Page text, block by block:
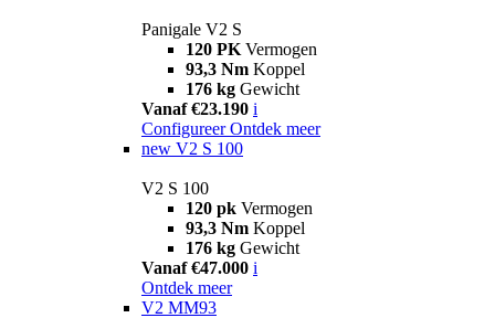
Panigale V2 S
120 PK Vermogen
93,3 Nm Koppel
176 kg Gewicht
Vanaf €23.190 i
Configureer Ontdek meer
new V2 S 100
V2 S 100
120 pk Vermogen
93,3 Nm Koppel
176 kg Gewicht
Vanaf €47.000 i
Ontdek meer
V2 MM93